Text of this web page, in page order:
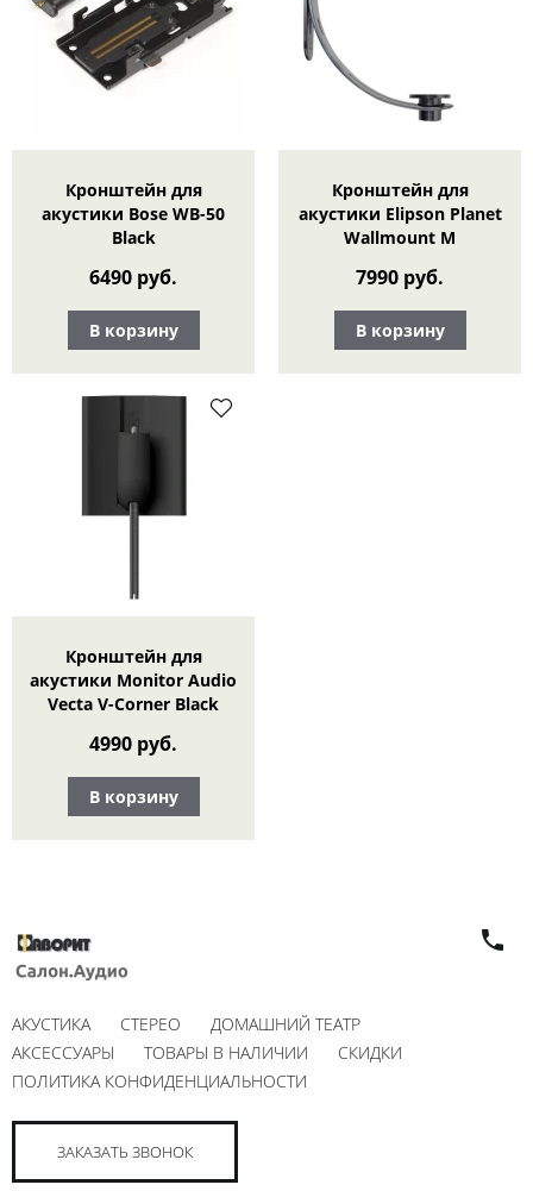
Кронштейн для
акустики Bose WB-50
Black
6490 руб.
В корзину
Кронштейн для
акустики Elipson Planet
Wallmount M
7990 руб.
В корзину
Кронштейн для
акустики Monitor Audio
Vecta V-Corner Black
4990 руб.
В корзину
АКУСТИКА СТЕРЕО
ДОМАШНИЙ ТЕАТР
АКСЕССУАРЫ
ТОВАРЫ В НАЛИЧИИ
СКИДКИ
ПОЛИТИКА КОНФИДЕНЦИАЛЬНОСТИ
ЗАКАЗАТЬ ЗВОНОК